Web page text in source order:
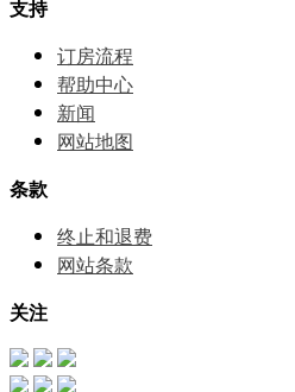
支持
订房流程
帮助中⼼
新闻
网站地图
条款
终止和退费
网站条款
关注